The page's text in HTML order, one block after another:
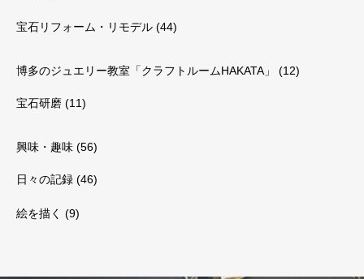
宝石リフォーム・リモデル (44)
博多のジュエリー教室「クラフトルームHAKATA」 (12)
宝石研磨 (11)
興味・趣味 (56)
日々の記録 (46)
絵を描く (9)